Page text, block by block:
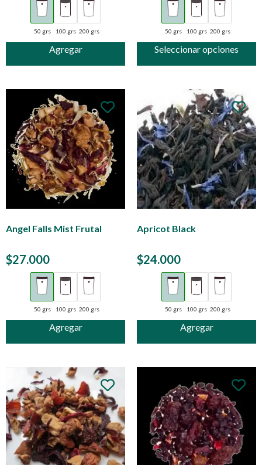
Agregar
50 grs 100 grs 200 grs
Seleccionar opciones
50 grs 100 grs 200 grs
Angel Falls Mist Frutal
$27.000
Agregar
50 grs 100 grs 200 grs
Apricot Black
$24.000
Agregar
50 grs 100 grs 200 grs